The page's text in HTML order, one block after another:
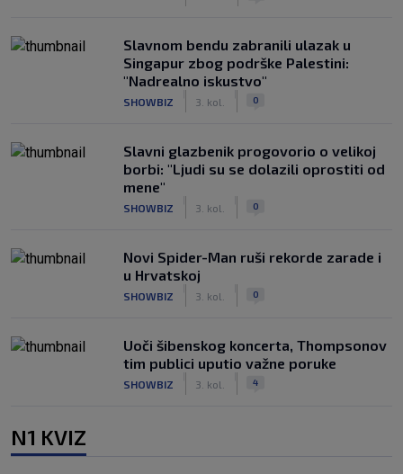
Slavnom bendu zabranili ulazak u
Singapur zbog podrške Palestini:
"Nadrealno iskustvo"
SHOWBIZ 3. kol. 0
Slavni glazbenik progovorio o velikoj
borbi: "Ljudi su se dolazili oprostiti od
mene"
SHOWBIZ 3. kol. 0
Novi Spider-Man ruši rekorde zarade i
u Hrvatskoj
SHOWBIZ 3. kol. 0
Uoči šibenskog koncerta, Thompsonov
tim publici uputio važne poruke
SHOWBIZ 3. kol. 4
N1 KVIZ